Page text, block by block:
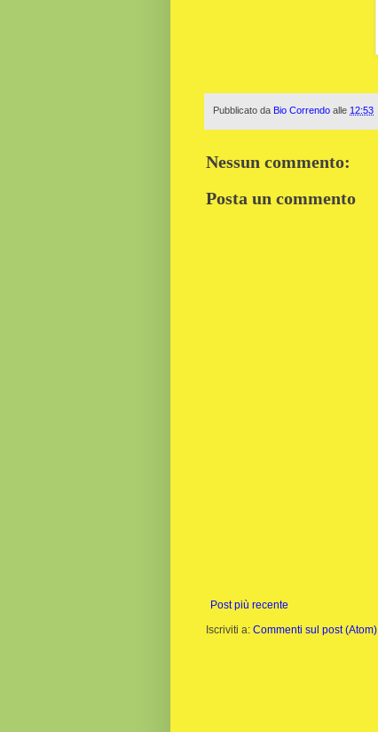
Pubblicato da Bio Correndo alle 12:53
Nessun commento:
Posta un commento
Post più recente
Iscriviti a: Commenti sul post (Atom)